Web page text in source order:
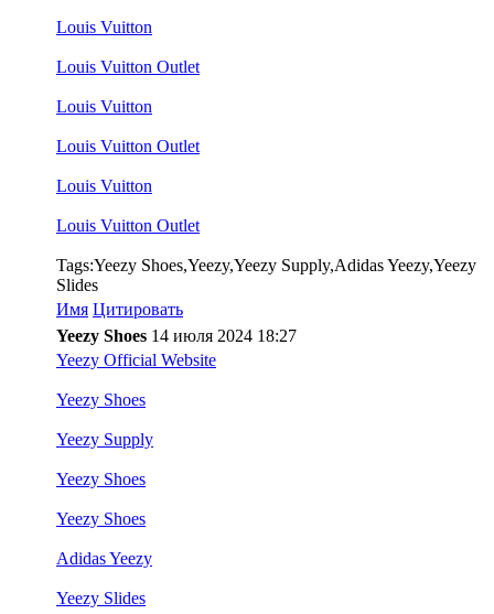
Louis Vuitton
Louis Vuitton Outlet
Louis Vuitton
Louis Vuitton Outlet
Louis Vuitton
Louis Vuitton Outlet
Tags:Yeezy Shoes,Yeezy,Yeezy Supply,Adidas Yeezy,Yeezy
Slides
Имя Цитировать
Yeezy Shoes 14 июля 2024 18:27
Yeezy Official Website
Yeezy Shoes
Yeezy Supply
Yeezy Shoes
Yeezy Shoes
Adidas Yeezy
Yeezy Slides